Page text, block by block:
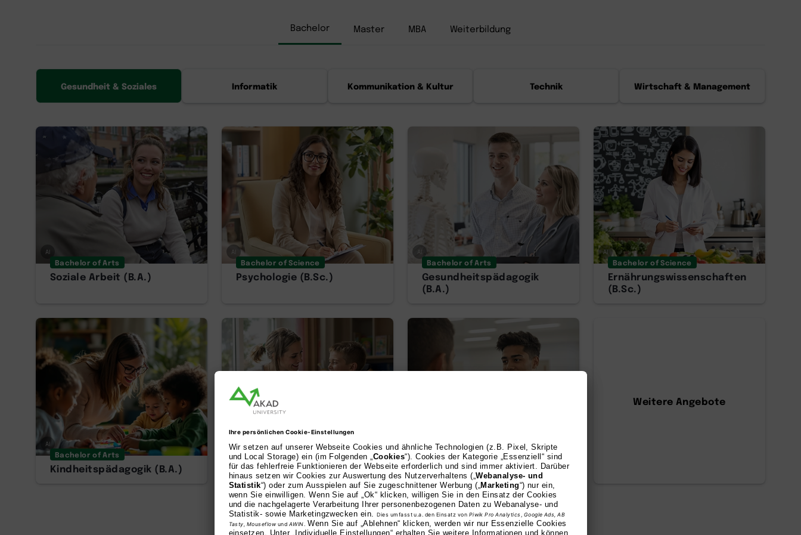
Bachelor Master MBA Weiterbildung
Gesundheit & Soziales Informatik Kommunikation & Kultur Technik Wirtschaft & Management
AI
Bachelor of Arts
Soziale Arbeit (B.A.)
AI
Bachelor of Science
Psychologie (B.Sc.)
AI
Bachelor of Arts
Gesundheitspädagogik
(B.A.)
AI
Bachelor of Science
Ernährungswissenschaften
(B.Sc.)
AI
Bachelor of Arts
Kindheitspädagogik (B.A.)
AI
Bachelor of Arts
Heilpädagogik (B.A.)
AI
Bachelor of Arts
Pflegepädagogik (B.A.)
Weitere Angebote